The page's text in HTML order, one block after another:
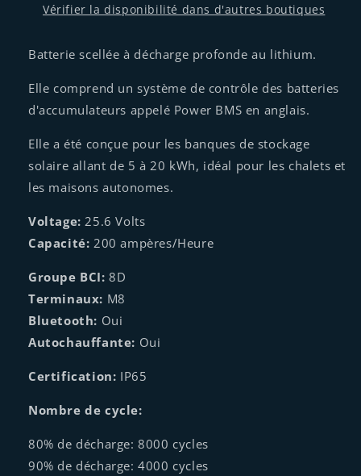
Vérifier la disponibilité dans d'autres boutiques
Batterie scellée à décharge profonde au lithium.
Elle comprend un système de contrôle des batteries
d'accumulateurs appelé Power BMS en anglais.
Elle a été conçue pour les banques de stockage
solaire allant de 5 à 20 kWh, idéal pour les chalets et
les maisons autonomes.
Voltage: 25.6 Volts
Capacité: 200 ampères/Heure
Groupe BCI: 8D
Terminaux: M8
Bluetooth: Oui
Autochauffante: Oui
Certification: IP65
Nombre de cycle:
80% de décharge: 8000 cycles
90% de décharge: 4000 cycles